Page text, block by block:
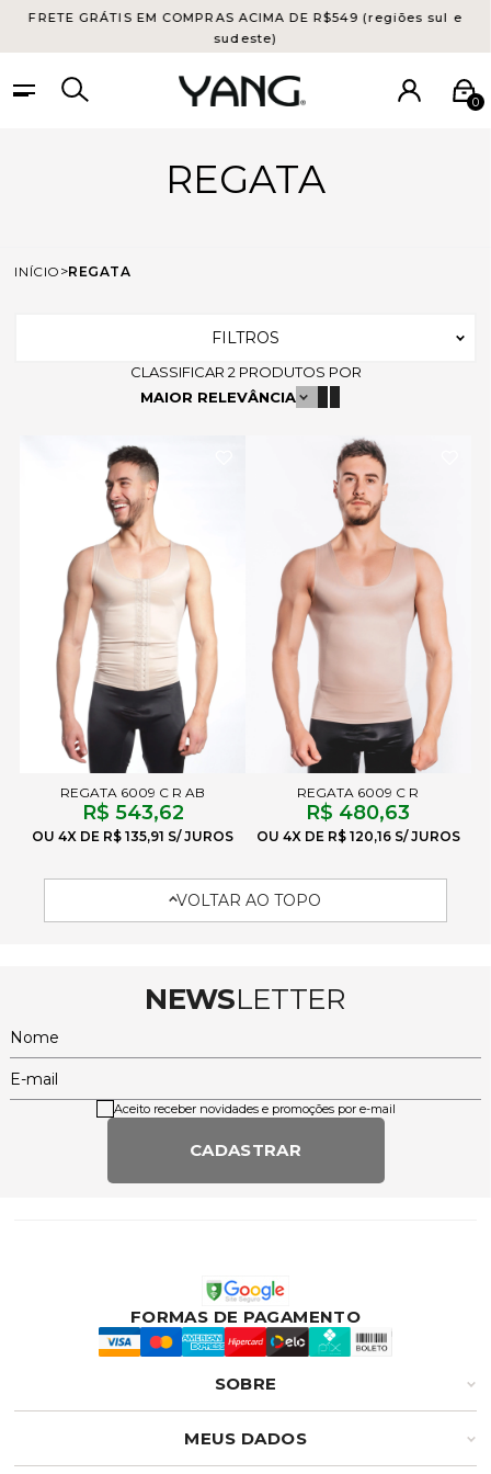
FRETE GRÁTIS EM COMPRAS ACIMA DE R$549 (regiões sul e
sudeste)
0
REGATA
INÍCIO REGATA
CLASSIFICAR 2 PRODUTOS POR
MAIOR RELEVÂNCIA
FILTROS
REGATA 6009 C R AB
R$ 543,62
4X R$ 135,91
REGATA 6009 C R
R$ 480,63
4X R$ 120,16
VOLTAR AO TOPO
NEWSLETTER
Nome
E-mail
CADASTRAR
Aceito receber novidades e promoções por e-mail
FORMAS DE PAGAMENTO
SOBRE
MEUS DADOS